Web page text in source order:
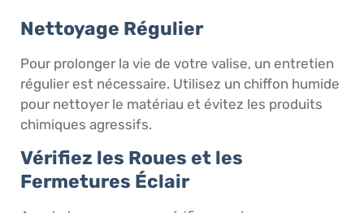
Nettoyage Régulier
Pour prolonger la vie de votre valise, un entretien
régulier est nécessaire. Utilisez un chiffon humide
pour nettoyer le matériau et évitez les produits
chimiques agressifs.
Vérifiez les Roues et les
Fermetures Éclair